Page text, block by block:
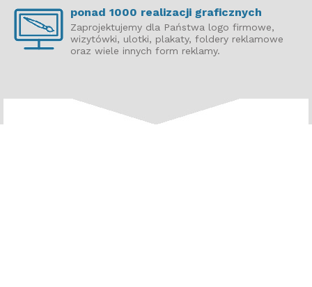
ponad 1000 realizacji graficznych
Zaprojektujemy dla Państwa logo firmowe,
wizytówki, ulotki, plakaty, foldery reklamowe
oraz wiele innych form reklamy.